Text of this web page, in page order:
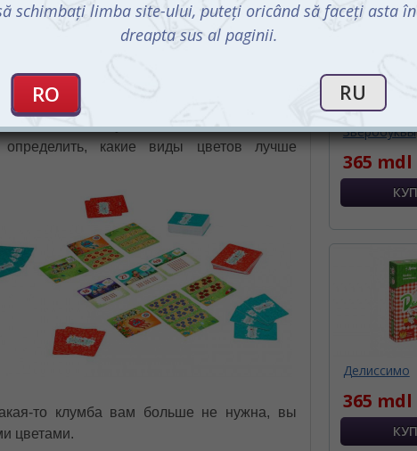
с легкостью
стать отличным садоводом и
не так легко, как кажется. Здесь, как и
будет в течение партии собрать нужное
остальные участники. А такая важная
какие виды цветов лучше
то клумба вам больше не нужна, вы
цветами.
Зверобуквы
365 mdl
Делиссимо
365 mdl